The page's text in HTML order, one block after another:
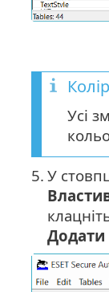
Усі
5. У
Додати